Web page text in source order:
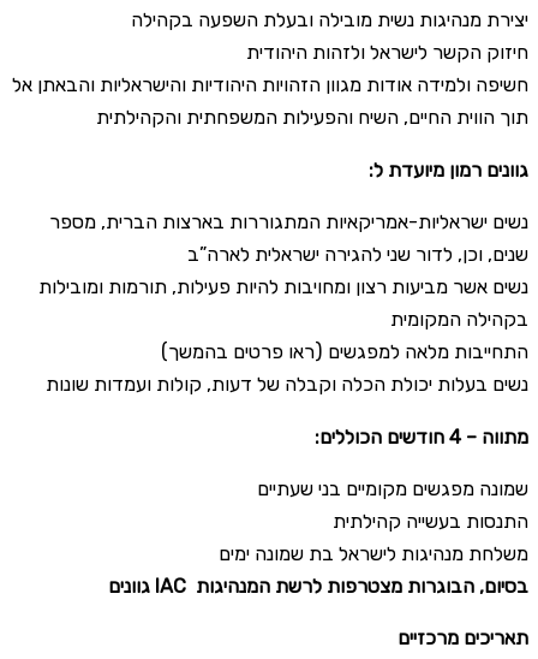
יצירת מנהיגות נשית מובילה ובעלת השפעה בקהילה
חיזוק הקשר לישראל ולזהות היהודית
חשיפה ולמידה אודות מגוון הזהויות היהודיות והישראליות והבאתן אל
תוך הווית החיים, השיח והפעילות המשפחתית והקהילתית
:גוונים רמון מיועדת ל
נשים ישראליות-אמריקאיות המתגוררות בארצות הברית, מספר
שנים, וכן, לדור שני להגירה ישראלית לארה”ב
נשים אשר מביעות רצון ומחויבות להיות פעילות, תורמות ומובילות
בקהילה המקומית
התחייבות מלאה למפגשים (ראו פרטים בהמשך)
נשים בעלות יכולת הכלה וקבלה של דעות, קולות ועמדות שונות
:מתווה – 4 חודשים הכוללים
שמונה מפגשים מקומיים בני שעתיים
התנסות בעשייה קהילתית
משלחת מנהיגות לישראל בת שמונה ימים
גוונים IAC בסיום, הבוגרות מצטרפות לרשת המנהיגות
תאריכים מרכזיים